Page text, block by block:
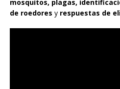
mosquitos, plagas,
de roedores y respuestas de